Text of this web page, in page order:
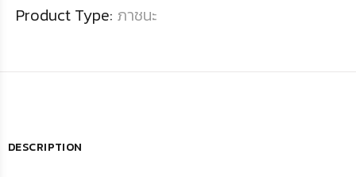
Product Type: ภาชนะ
DESCRIPTION